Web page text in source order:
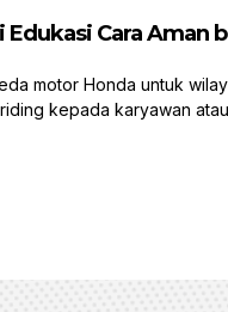
Cara Aman
motor Honda untuk
kepada karyawan